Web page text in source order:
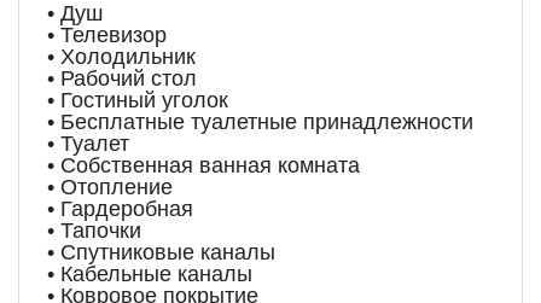
• Душ
• Телевизор
• Холодильник
• Рабочий стол
• Гостиный уголок
• Бесплатные туалетные принадлежности
• Туалет
• Собственная ванная комната
• Отопление
• Гардеробная
• Тапочки
• Спутниковые каналы
• Кабельные каналы
• Ковровое покрытие